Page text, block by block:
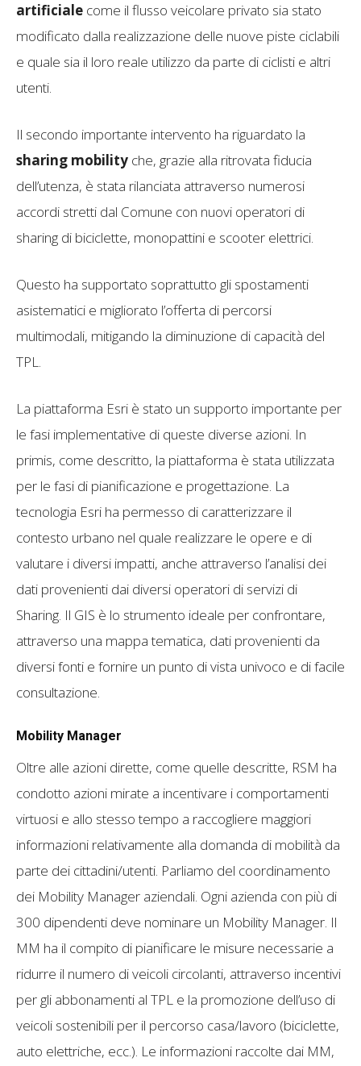
artificiale come il flusso veicolare privato sia stato
modificato dalla realizzazione delle nuove piste ciclabili
e quale sia il loro reale utilizzo da parte di ciclisti e altri
utenti.
Il secondo importante intervento ha riguardato la
sharing mobility che, grazie alla ritrovata fiducia
dell’utenza, è stata rilanciata attraverso numerosi
accordi stretti dal Comune con nuovi operatori di
sharing di biciclette, monopattini e scooter elettrici.
Questo ha supportato soprattutto gli spostamenti
asistematici e migliorato l’offerta di percorsi
multimodali, mitigando la diminuzione di capacità del
TPL.
La piattaforma Esri è stato un supporto importante per
le fasi implementative di queste diverse azioni. In
primis, come descritto, la piattaforma è stata utilizzata
per le fasi di pianificazione e progettazione. La
tecnologia Esri ha permesso di caratterizzare il
contesto urbano nel quale realizzare le opere e di
valutare i diversi impatti, anche attraverso l’analisi dei
dati provenienti dai diversi operatori di servizi di
Sharing. Il GIS è lo strumento ideale per confrontare,
attraverso una mappa tematica, dati provenienti da
diversi fonti e fornire un punto di vista univoco e di facile
consultazione.
Mobility Manager
Oltre alle azioni dirette, come quelle descritte, RSM ha
condotto azioni mirate a incentivare i comportamenti
virtuosi e allo stesso tempo a raccogliere maggiori
informazioni relativamente alla domanda di mobilità da
parte dei cittadini/utenti. Parliamo del coordinamento
dei Mobility Manager aziendali. Ogni azienda con più di
300 dipendenti deve nominare un Mobility Manager. Il
MM ha il compito di pianificare le misure necessarie a
ridurre il numero di veicoli circolanti, attraverso incentivi
per gli abbonamenti al TPL e la promozione dell’uso di
veicoli sostenibili per il percorso casa/lavoro (biciclette,
auto elettriche, ecc.). Le informazioni raccolte dai MM,